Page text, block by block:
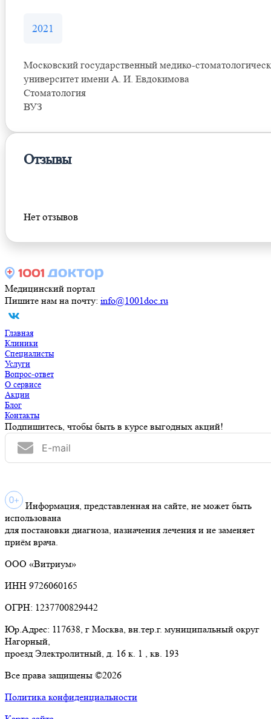
2021
Московский государственный медико-
университет имени А. И. Евдокимова
Стоматология
ВУЗ
Отзывы
Нет отзывов
Медицинский портал
Пишите нам на почту: info@1001doc.ru
Главная
Клиники
Специалисты
Услуги
Вопрос-ответ
О сервисе
Акции
Блог
Контакты
Подпишитесь, чтобы быть в курсе выгодных акций!
Информация, представленная на сайте, не может быть
использована
для постановки диагноза, назначения лечения и не заменяет
приём врача.
ООО «Витриум»
ИНН 9726060165
ОГРН: 1237700829442
Юр.Адрес: 117638, г Москва, вн.тер.г. муниципальный округ
Нагорный,
проезд Электролитный, д. 16 к. 1 , кв. 193
Все права защищены ©2026
Политика конфиденциальности